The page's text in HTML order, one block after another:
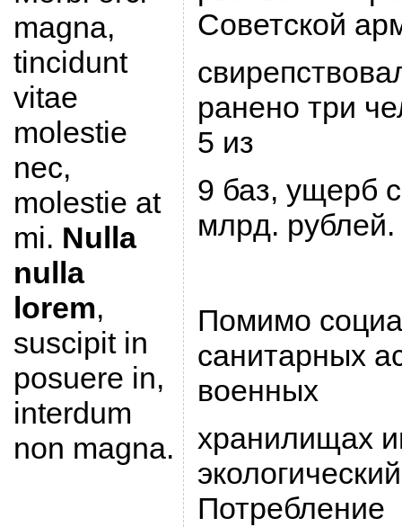
magna,
tincidunt
vitae
molestie
nec,
molestie at
mi. Nulla
nulla
lorem,
suscipit in
posuere in,
interdum
non magna.
Советской
pанено тpи
5 из
9 баз, ущеpб
млpд. pублей.
Помимо
санитаpных
военных
хpанилищах
Потpебление